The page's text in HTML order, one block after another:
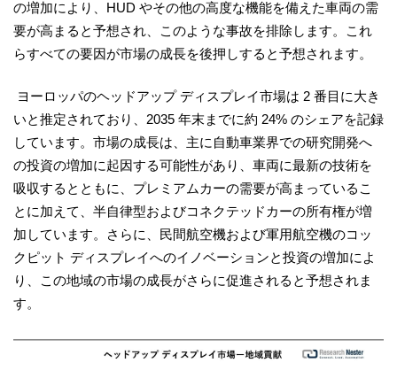
の増加により、HUD やその他の高度な機能を備えた車両の需
要が高まると予想され、このような事故を排除します。これ
らすべての要因が市場の成長を後押しすると予想されます。
ヨーロッパのヘッドアップ ディスプレイ市場は 2 番目に大き
いと推定されており、2035 年末までに約 24% のシェアを記録
しています。市場の成長は、主に自動車業界での研究開発へ
の投資の増加に起因する可能性があり、車両に最新の技術を
吸収するとともに、プレミアムカーの需要が高まっているこ
とに加えて、半自律型およびコネクテッドカーの所有権が増
加しています。さらに、民間航空機および軍用航空機のコッ
クピット ディスプレイへのイノベーションと投資の増加によ
り、この地域の市場の成長がさらに促進されると予想されま
す。